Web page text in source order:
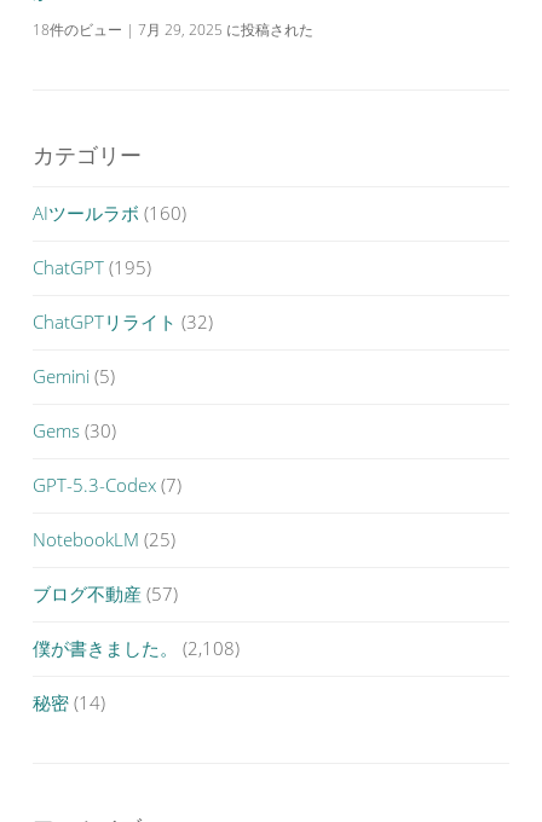
18件のビュー | 7月 29, 2025 に投稿された
カテゴリー
AIツールラボ (160)
ChatGPT (195)
ChatGPTリライト (32)
Gemini (5)
Gems (30)
GPT-5.3-Codex (7)
NotebookLM (25)
ブログ不動産 (57)
僕が書きました。 (2,108)
秘密 (14)